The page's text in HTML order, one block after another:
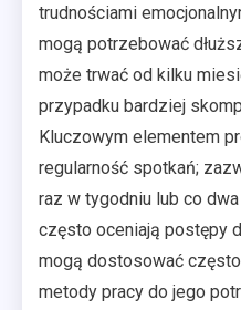
trudnościami
mogą potrzebować
może trwać od kilku
przypadku bardziej
Kluczowym elementem
regularność spotkań;
raz w tygodniu lub co
często oceniają postępy
mogą dostosować
metody pracy do jego